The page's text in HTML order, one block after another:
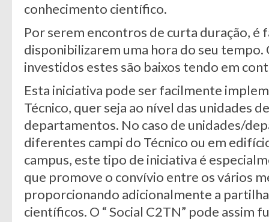
conhecimento científico.
Por serem encontros de curta duração, é
disponibilizarem uma hora do seu tempo.
investidos estes são baixos tendo em
Esta iniciativa pode ser facilmente
Técnico, quer seja ao nível das unidades
departamentos. No caso de unidades/
diferentes campi do Técnico ou em
campus, este tipo de iniciativa é
que promove o convívio entre os vários
proporcionando adicionalmente a
científicos. O “ Social C2TN” pode assim